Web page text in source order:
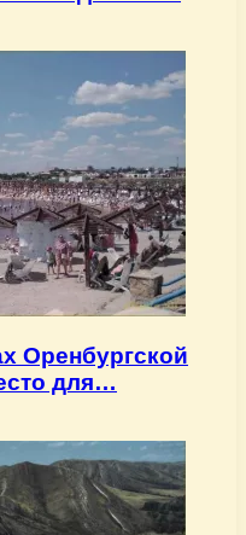
Оренбургской
для…